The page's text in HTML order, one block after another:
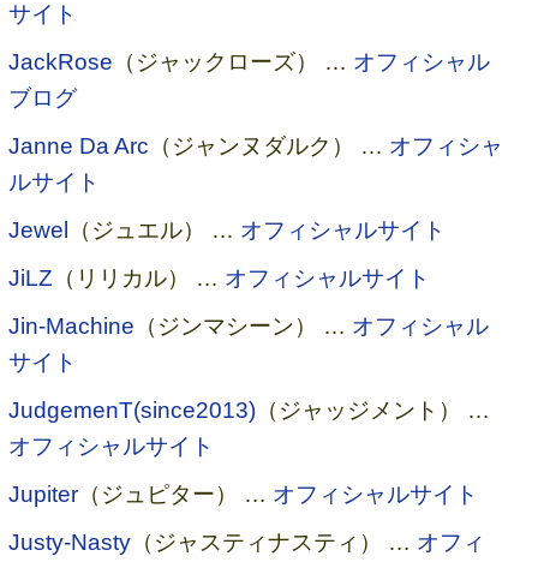
サイト
JackRose （ジャックローズ） … オフィシャル
ブログ
Janne Da Arc （ジャンヌダルク） … オフィシャ
ルサイト
Jewel
（ジュエル） … オフィシャルサイト
JiLZ （リリカル） … オフィシャルサイト
Jin-Machine （ジンマシーン） … オフィシャル
サイト
JudgemenT(since2013) （ジャッジメント） …
オフィシャルサイト
Jupiter （ジュピター） … オフィシャルサイト
Justy-Nasty （ジャスティナスティ） … オフィ